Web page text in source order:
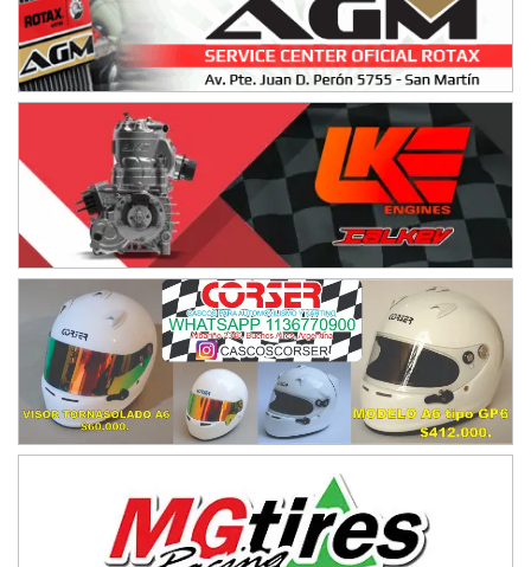
NORESTE SANTAFESINO - F6
Ciudad de Avellaneda (Asfalto)
Avellaneda (Santa Fe)
SUR SANTAFESINO - F4
José Samuel Sánchez (Tierra)
Rufino (Santa Fe)
TUCUMANO - F5
Juan Navarro (Asfalto)
El Timbó (Tucumán)